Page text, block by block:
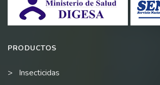
PRODUCTOS
Insecticidas